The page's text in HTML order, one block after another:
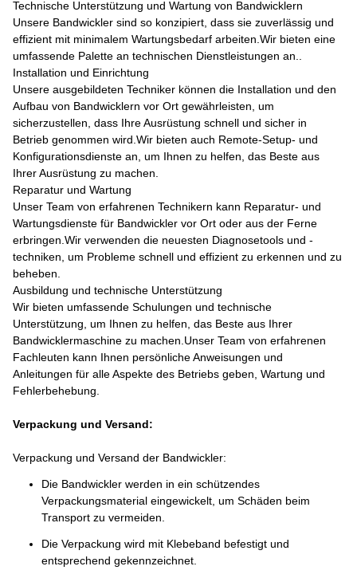
Technische Unterstützung und Wartung von Bandwicklern
Unsere Bandwickler sind so konzipiert, dass sie zuverlässig und
effizient mit minimalem Wartungsbedarf arbeiten.Wir bieten eine
umfassende Palette an technischen Dienstleistungen an..
Installation und Einrichtung
Unsere ausgebildeten Techniker können die Installation und den
Aufbau von Bandwicklern vor Ort gewährleisten, um
sicherzustellen, dass Ihre Ausrüstung schnell und sicher in
Betrieb genommen wird.Wir bieten auch Remote-Setup- und
Konfigurationsdienste an, um Ihnen zu helfen, das Beste aus
Ihrer Ausrüstung zu machen.
Reparatur und Wartung
Unser Team von erfahrenen Technikern kann Reparatur- und
Wartungsdienste für Bandwickler vor Ort oder aus der Ferne
erbringen.Wir verwenden die neuesten Diagnosetools und -
techniken, um Probleme schnell und effizient zu erkennen und zu
beheben.
Ausbildung und technische Unterstützung
Wir bieten umfassende Schulungen und technische
Unterstützung, um Ihnen zu helfen, das Beste aus Ihrer
Bandwicklermaschine zu machen.Unser Team von erfahrenen
Fachleuten kann Ihnen persönliche Anweisungen und
Anleitungen für alle Aspekte des Betriebs geben, Wartung und
Fehlerbehebung.
Verpackung und Versand:
Verpackung und Versand der Bandwickler:
Die Bandwickler werden in ein schützendes
Verpackungsmaterial eingewickelt, um Schäden beim
Transport zu vermeiden.
Die Verpackung wird mit Klebeband befestigt und
entsprechend gekennzeichnet.